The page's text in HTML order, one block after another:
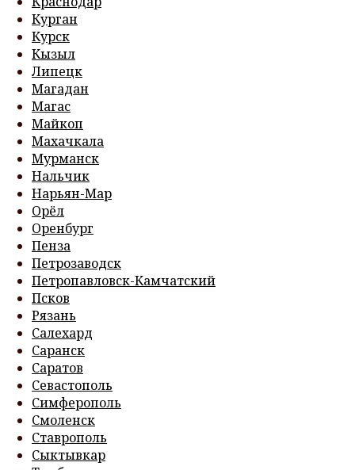
Курган
Курск
Кызыл
Липецк
Магадан
Магас
Майкоп
Махачкала
Мурманск
Нальчик
Нарьян-Мар
Орёл
Оренбург
Пенза
Петрозаводск
Петропавловск-Камчатский
Псков
Рязань
Салехард
Саранск
Саратов
Севастополь
Симферополь
Смоленск
Ставрополь
Сыктывкар